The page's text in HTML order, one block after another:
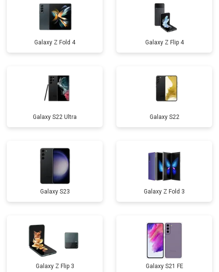
Galaxy Z Fold 4 Galaxy Z Flip 4
Galaxy S22 Ultra Galaxy S22
Galaxy S23 Galaxy Z Fold 3
Galaxy Z Flip 3 Galaxy S21 FE